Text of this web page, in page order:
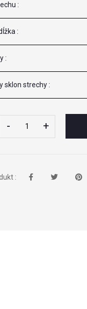
:
:
:
sklon strechy :
- +
- +
: